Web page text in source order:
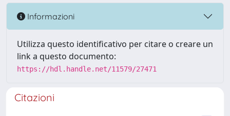
Informazioni
Utilizza questo identificativo per citare o creare un
link a questo documento:
https://hdl.handle.net/11579/27471
Citazioni